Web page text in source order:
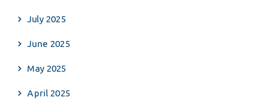
July 2025
June 2025
May 2025
April 2025